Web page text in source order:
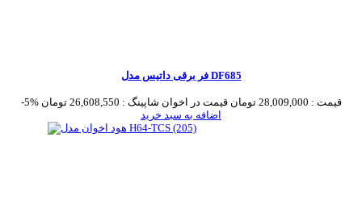
فر برقی داتیس مدل DF685
-5% قیمت : 28,009,000 تومان قیمت در اخوان شاپینگ : 26,608,550 تومان
اضافه به سبد خرید